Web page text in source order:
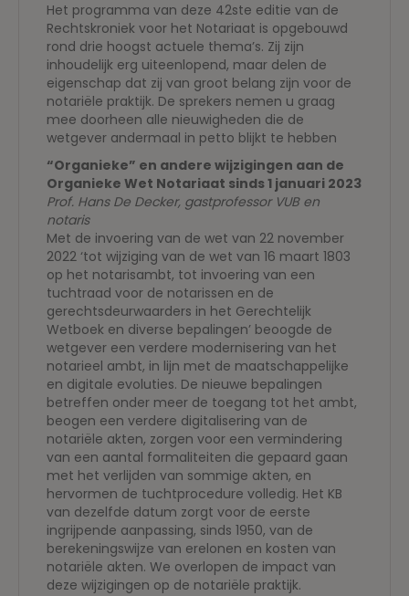
Het programma van deze 42ste editie van de
Rechtskroniek voor het Notariaat is opgebouwd
rond drie hoogst actuele thema’s. Zij zijn
inhoudelijk erg uiteenlopend, maar delen de
eigenschap dat zij van groot belang zijn voor de
notariële praktijk. De sprekers nemen u graag
mee doorheen alle nieuwigheden die de
wetgever andermaal in petto blijkt te hebben
“Organieke” en andere wijzigingen aan de
Organieke Wet Notariaat sinds 1 januari 2023
Prof. Hans De Decker, gastprofessor VUB en
notaris
Met de invoering van de wet van 22 november
2022 ‘tot wijziging van de wet van 16 maart 1803
op het notarisambt, tot invoering van een
tuchtraad voor de notarissen en de
gerechtsdeurwaarders in het Gerechtelijk
Wetboek en diverse bepalingen’ beoogde de
wetgever een verdere modernisering van het
notarieel ambt, in lijn met de maatschappelijke
en digitale evoluties. De nieuwe bepalingen
betreffen onder meer de toegang tot het ambt,
beogen een verdere digitalisering van de
notariële akten, zorgen voor een vermindering
van een aantal formaliteiten die gepaard gaan
met het verlijden van sommige akten, en
hervormen de tuchtprocedure volledig. Het KB
van dezelfde datum zorgt voor de eerste
ingrijpende aanpassing, sinds 1950, van de
berekeningswijze van erelonen en kosten van
notariële akten. We overlopen de impact van
deze wijzigingen op de notariële praktijk.